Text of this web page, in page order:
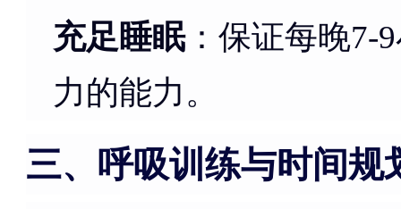
充足睡眠：保证每晚7-
力的能力。
三、呼吸训练与时间规